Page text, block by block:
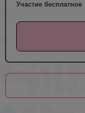
Участие бесплатное